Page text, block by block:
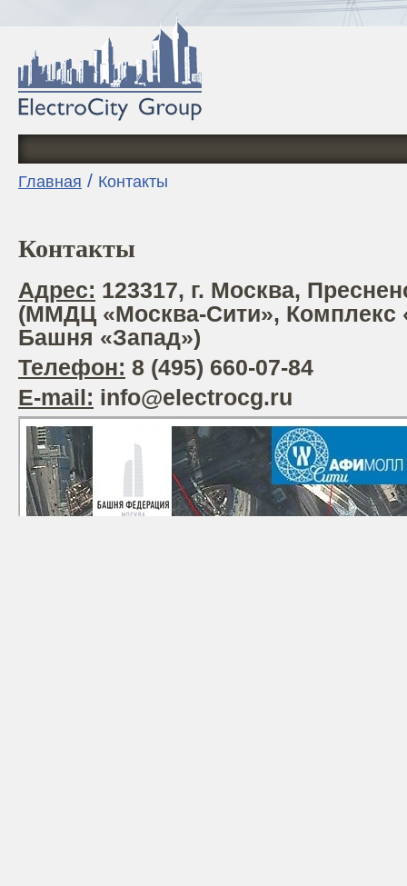
Главная / Контакты
Контакты
Адрес: 123317, г. Москва,
(ММДЦ «Москва-Сити», Комплекс
Башня «Запад»)
Телефон: 8 (495) 660-07-84
E-mail : info@electrocg.ru